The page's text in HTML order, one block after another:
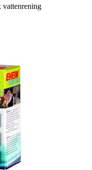
vattenrening